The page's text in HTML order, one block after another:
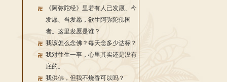
《阿弥陀经》里若有人已发愿、今
发愿、当发愿，欲生阿弥陀佛国
者。这里发愿是谁？
我该怎么念佛？每天念多少达标？
我对往生一事，心里其实还是没有
底的。
我供佛，但我不烧香可以吗？